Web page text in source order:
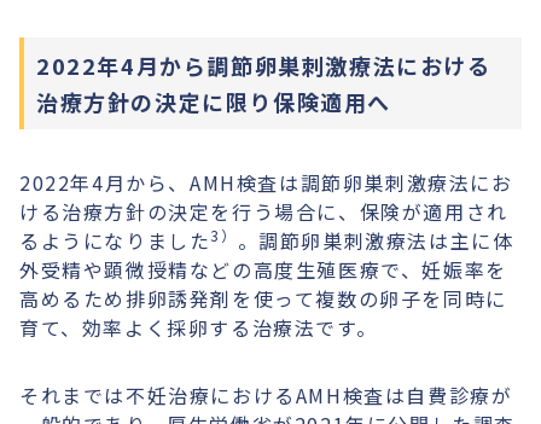
2022年4月から調節卵巣刺激療法における
治療方針の決定に限り保険適用へ
2022年4月から、AMH検査は調節卵巣刺激療法にお
ける治療方針の決定を行う場合に、保険が適用され
るようになりました3） 。調節卵巣刺激療法は主に体
外受精や顕微授精などの高度生殖医療で、妊娠率を
高めるため排卵誘発剤を使って複数の卵子を同時に
育て、効率よく採卵する治療法です。
それまでは不妊治療におけるAMH検査は自費診療が